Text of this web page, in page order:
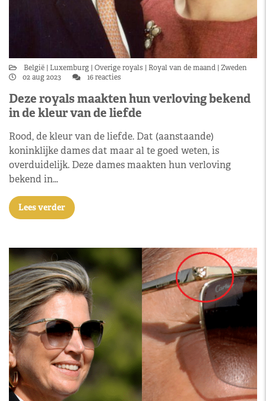
België Luxemburg Overige royals Royal van de maand Zweden
02 aug 2023
16 reacties
Deze royals maakten hun verloving bekend
in de kleur van de liefde
Rood, de kleur van de liefde. Dat (aanstaande)
koninklijke dames dat maar al te goed weten, is
overduidelijk. Deze dames maakten hun verloving
bekend in…
Lees verder